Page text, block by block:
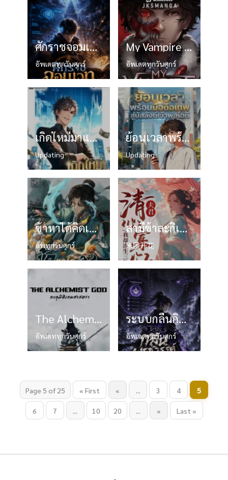
ศักราชจอมเวท
อัพเดตทุกวันศุกร์
My Vampire System – (ระบบแวมไพร์พลิกชะตา)
อัพเดตทุกวันศุกร์
เกิดใหม่มาแก้ไขชะตาชีวิต
Updating
ย้อนเวลาพร้อมมือถือเทพ สู่บัลลังก์เจ้าพ่อไอที
Updating
ข้าหาได้คิดเป็นเซียน
อัพทุกวันศุกร์
สามีข้าละกิเลสแต่ไฉนข้ากลับมีลูกหัวปีท้ายปีถึงสามคน
米团开花
The Alchemist God ทะลุมิติเทพศาสตรา
อัพเดททุกวันศุกร์
ระบบกลืนกินพรสวรรค์
อัพเดตทุกวันศุกร์
Page 5 of 25 « First « ... 3 4 5
6 7 ... 10 20 ... » Last »